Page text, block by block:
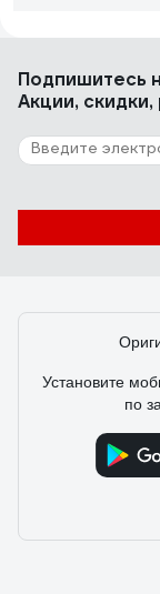
Маленький,
достаточный
чем в
определённой
Отзыв об
Aurora AIRHOLD
Сергей П.
Стоимость,
Подпишитесь
Акции,
Установите
по